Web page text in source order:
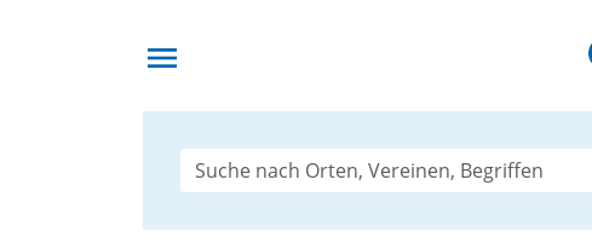
menu